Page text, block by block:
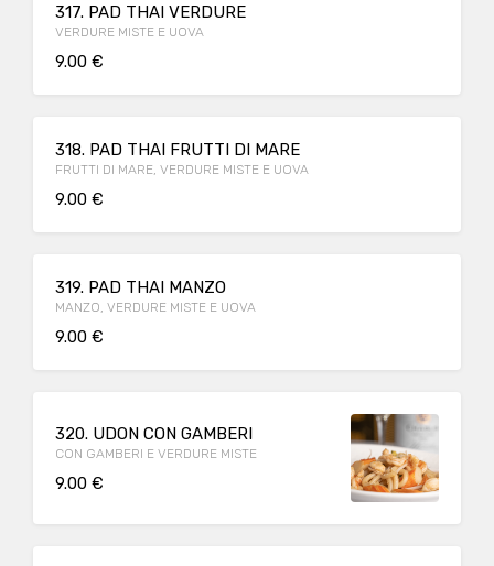
317. PAD THAI VERDURE
VERDURE MISTE E UOVA
9.00 €
318. PAD THAI FRUTTI DI MARE
FRUTTI DI MARE, VERDURE MISTE E UOVA
9.00 €
319. PAD THAI MANZO
MANZO, VERDURE MISTE E UOVA
9.00 €
320. UDON CON GAMBERI
CON GAMBERI E VERDURE MISTE
9.00 €